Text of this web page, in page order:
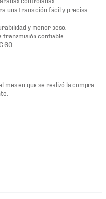
una transición fácil y precisa.
y menor peso.
transmisión confiable.
mes en que se realizó la compra